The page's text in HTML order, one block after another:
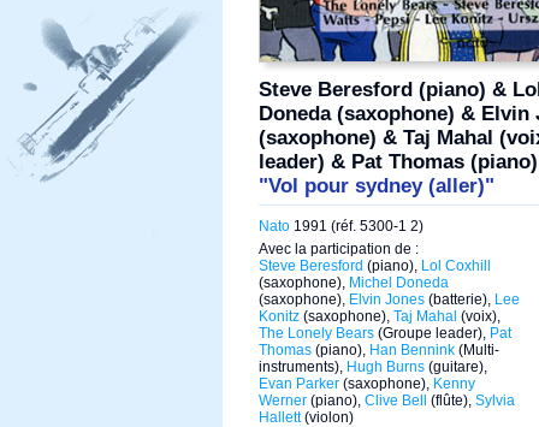
Steve Beresford (piano) &
Doneda (saxophone) &
(saxophone) & Taj Mahal
leader) & Pat Thomas (piano)
"Vol pour sydney (aller)"
Nato 1991 (réf. 5300-1 2)
Avec la participation de :
Steve Beresford (piano), Lol Coxhill
(saxophone), Michel Doneda
(saxophone), Elvin Jones (batterie), Lee
Konitz (saxophone), Taj Mahal (voix),
The Lonely Bears (Groupe leader), Pat
Thomas (piano), Han Bennink (Multi-
instruments), Hugh Burns (guitare),
Evan Parker (saxophone), Kenny
Werner (piano), Clive Bell (flûte), Sylvia
Hallett(violon)